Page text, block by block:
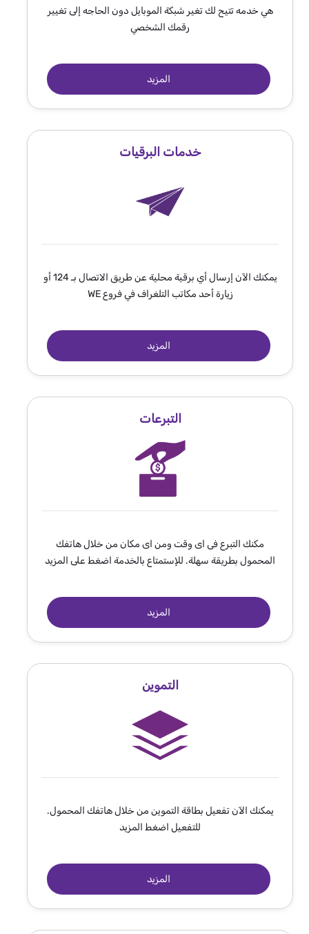
هي خدمه تتيح لك تغير شبكة الموبايل دون الحاجه إلى تغيير
رقمك الشخصي
المزيد
خدمات البرقيات
يمكنك الآن إرسال أي برقية محلية عن طريق الاتصال بـ 124 أو
زيارة أحد مكاتب التلغراف في فروع WE
المزيد
التبرعات
مكنك التبرع فى اى وقت ومن اى مكان من خلال هاتفك
المحمول بطريقة سهلة. للإستمتاع بالخدمة اضغط على المزيد
المزيد
التموين
يمكنك الآن تفعيل بطاقة التموين من خلال هاتفك المحمول.
للتفعيل اضغط المزيد
المزيد